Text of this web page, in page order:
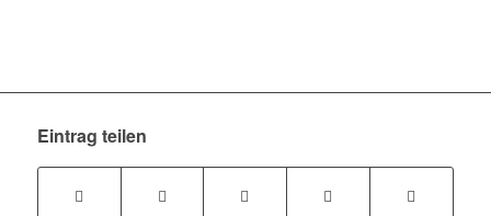
Eintrag teilen